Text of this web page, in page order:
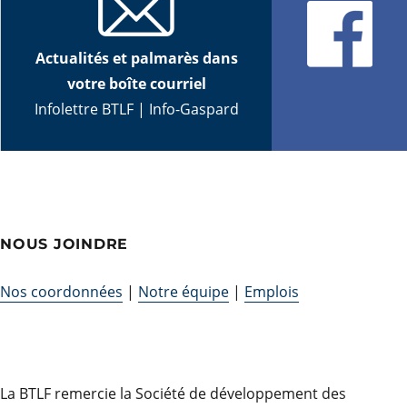
Actualités et palmarès dans
votre boîte courriel
Infolettre BTLF| Info-Gaspard
NOUS JOINDRE
Nos coordonnées | Notre équipe | Emplois
La BTLF remercie la Société de développement des